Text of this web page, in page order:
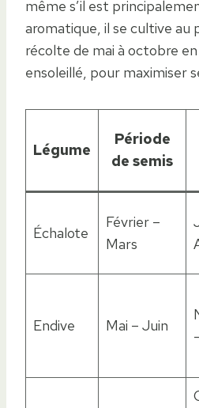
même s’il est
aromatique, il se cultive au
récolte de mai à octobre
ensoleillé, pour maximiser
Légume
Période
de semis
Échalote
Février –
Mars
Endive Mai – Juin